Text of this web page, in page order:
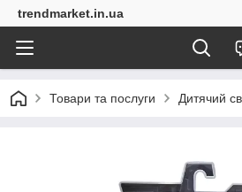
trendmarket.in.ua
Товари та послуги Дитячий